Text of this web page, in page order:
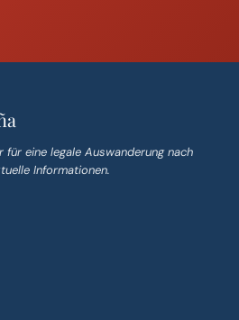
eine legale Auswanderung nach
Informationen.